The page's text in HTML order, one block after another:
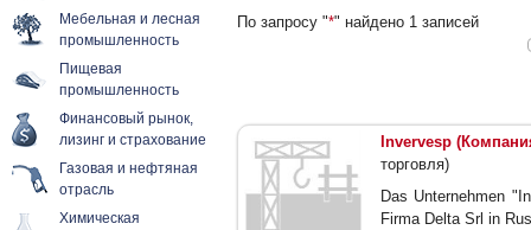
Мебельная и лесная
промышленность
Пищевая
промышленность
Финансовый рынок,
лизинг и страхование
Газовая и нефтяная
отрасль
Химическая
По запросу "*" найдено 1 записей
Invervesp
торговля)
Das Unternehmen
Firma Delta Srl in